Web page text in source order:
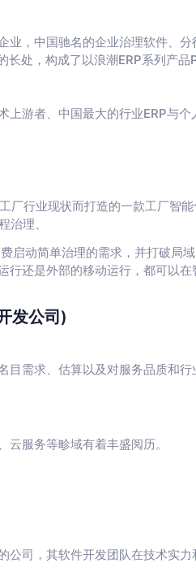
，中国驰名的企业治理软件、分
处，构成了以浪潮ERP系列产品
游者、中国最大的行业ERP与个
厂行业现状而打造的一款工厂智
治理、
启动简单治理的需求，并打破局
行还是外部的移动运行，都可以
发公司)
目需求、估算以及对服务品质和
服务等畛域有着丰盛阅历。
司，其软件开发团队在技术实力